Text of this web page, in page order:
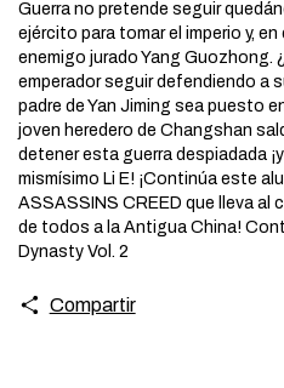
Guerra no pretende seguir
ejército para tomar el imperio y,
enemigo jurado Yang Guozhong.
emperador seguir defendiendo a
padre de Yan Jiming sea puesto
joven heredero de Changshan
detener esta guerra despiadada
mismísimo Li E! ¡Continúa este
ASSASSINS CREED que lleva al
de todos a la Antigua China!
Dynasty Vol. 2
Compartir